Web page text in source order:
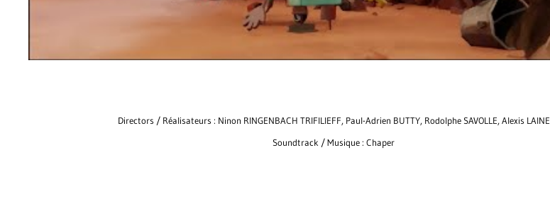
Directors / Réalisateurs : Ninon RINGENBACH TRIFILIEFF, Paul-Adrien BUTTY, Rodolphe SAVOLLE, Alexis LAINE
Soundtrack / Musique : Chaper